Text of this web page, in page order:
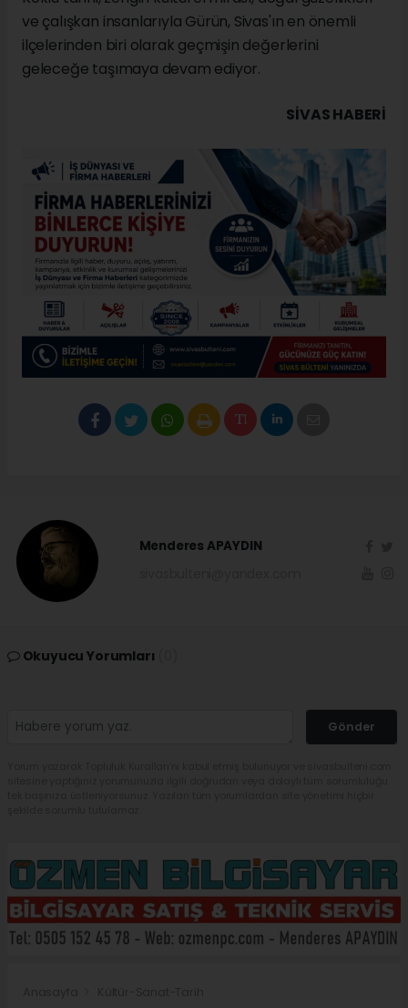
ve çalışkan insanlarıyla Gürün, Sivas'ın en önemli
ilçelerinden biri olarak geçmişin değerlerini
geleceğe taşımaya devam ediyor.
SIVAS HABERİ
Menderes APAYDIN
Okuyucu Yorumları
Gönder